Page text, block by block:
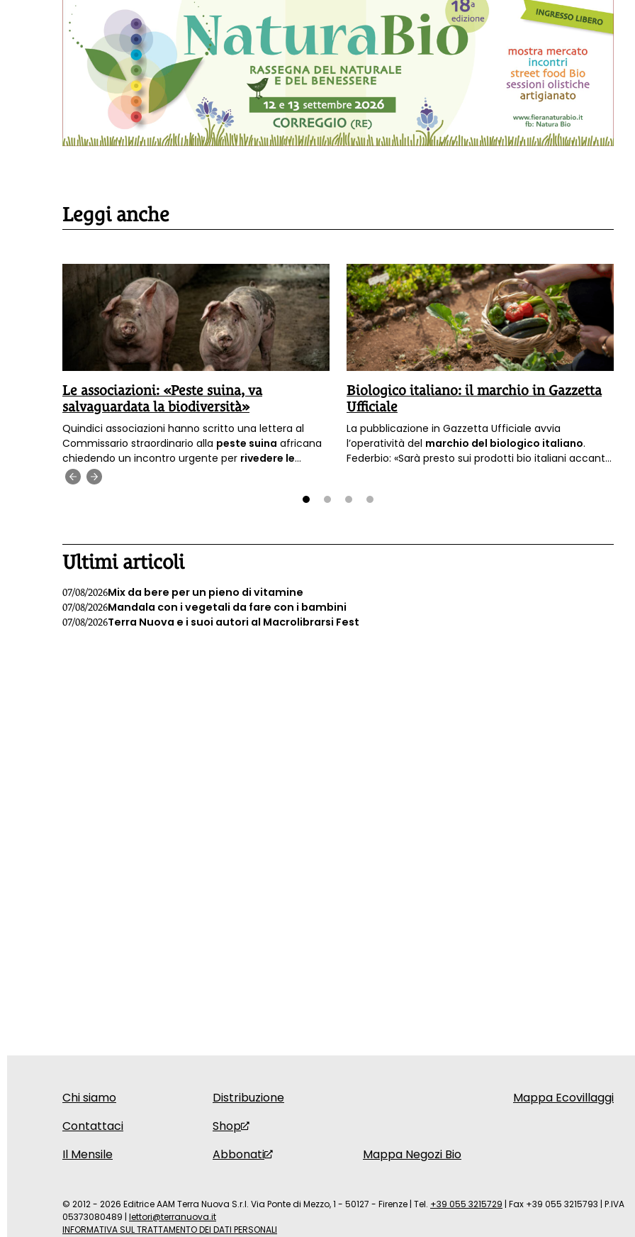
Leggi anche
Le associazioni: «Peste suina, va
salvaguardata la biodiversità»
Quindici associazioni hanno scritto una lettera al
Commissario straordinario alla peste suina africana
chiedendo un incontro urgente per rivedere le
misurepreviste per contrastare l’emergenza sul
territorio nazionale.
Biologico italiano: il marchio in Gazzetta
Ufficiale
La pubblicazione in Gazzetta Ufficiale avvia
l’operatività del marchio del biologico italiano.
Federbio: «Sarà presto sui prodotti bio italiani accanto
Ultimi articoli
07/08/2026Mix da bere per un pieno di vitamine
07/08/2026Mandala con i vegetali da fare con i bambini
07/08/2026Terra Nuova e i suoi autori al Macrolibrarsi Fest
Chi siamo
Contattaci
Il Mensile
Distribuzione
Shop
Abbonati
Mappa Negozi Bio
Mappa Ecovillaggi
© 2012 - 2026 Editrice AAM Terra Nuova S.r.l. Via Ponte di Mezzo, 1 - 50127 - Firenze | Tel. +39 055 3215729 | Fax +39 055 3215793 | P.IVA
05373080489 | lettori@terranuova.it
INFORMATIVA SUL TRATTAMENTO DEI DATI PERSONALI